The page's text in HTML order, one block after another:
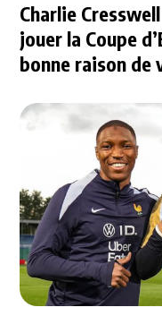
Charlie
jouer la Coupe
bonne raison de